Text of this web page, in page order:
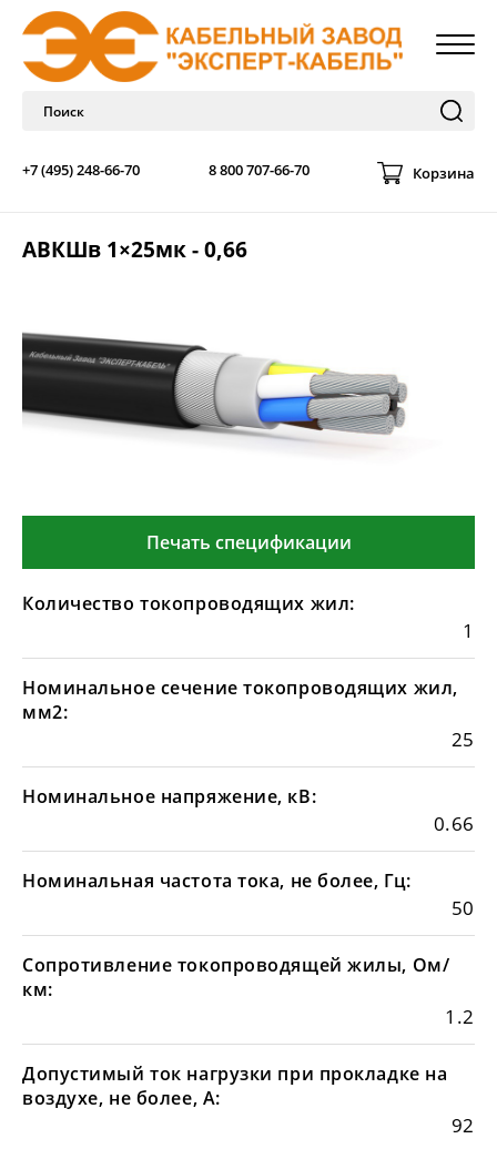
+7 (495) 248-66-70 8 800 707-66-70 Корзина
АВКШв 1×25мк - 0,66
Печать спецификации
Количество токопроводящих жил:
1
Номинальное сечение токопроводящих жил,
мм2:
25
Номинальное напряжение, кВ:
0.66
Номинальная частота тока, не более, Гц:
50
Сопротивление токопроводящей жилы, Ом/
км:
1.2
Допустимый ток нагрузки при прокладке на
воздухе, не более, А:
92